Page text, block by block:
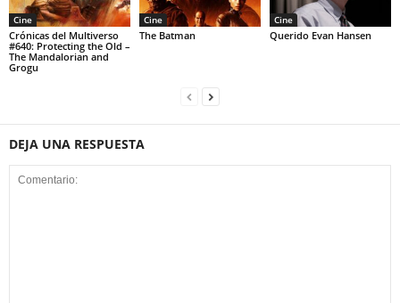
Cine
Crónicas del Multiverso
#640: Protecting the Old –
The Mandalorian and
Grogu
Cine
The Batman
Cine
Querido Evan Hansen
DEJA UNA RESPUESTA